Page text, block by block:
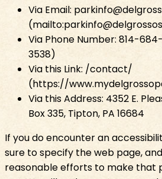
Via Email:
(mailto:parkinfo@delgrossos.com)​​​​‌
Via Phone Number: 814-
3538)​​​​‌ ‍ ​‍​‍‌‍ ‌ ​‍‌‍‍‌‌‍‌ ‌‍‍‌‌‍ ‍​‍​‍​ ‍‍​‍​‍‌ ​ ‌‍​‌‌‍ ‍‌‍‍‌‌ ‌​‌ ‍‌​‍ ‍‌‍‍‌‌‍ ​‍​‍​‍ ​​‍​‍‌‍‍​‌ ​‍‌‍‌‌‌‍‌‍​‍​‍​ ‍‍​‍​‍‌‍‍​‌ ‌​‌ ‌​‌ ​​​ ‍‍​‍ ​‍ ‌‍ ​‌‍​‌​‍ ‌‌‍‌‍‌‍​‌‌‍ ‌‌‍‍‌‌‍‌ ‌‍ ​‌‍‍‌‌‍​‌​‍ ‌‌‍‌​‌‍‌‌‌‍ ​‌‍‌ ‌ ​‍‌‍ ‌ ​ ‌ ​ ‌‍ ​‍ ‍‌ ​ ‌‍​‌‌‍ ‍‌‍‍‌‌ ‌​‌ ‍‌​‍ ‍‌ ​ ‌ ‌​‌ ‌‌‌‍‌​‌‍‍‌‌‍ ​‍ ‌‍‍‌‌‍ ‍‌ ‌​‌‍‌‌‌‍ ‍‌ ‌​​‍ ‌‍‌‌‌‍‌​‌‍‍‌‌ ‌​​‍ ‌‍ ‌‌‍ ‌‍‌​‌‍‌‌​ ‌‌ ​​‌ ​‍‌‍‌‌‌ ​ ‌‍‌‌‌‍ ‍‌ ‌​‌‍​‌‌ ‌​‌‍‍‌‌‍ ‌‍ ‍​ ‍ ‌‍‍‌‌‍‌​​ ‌​ ‌‌​ ​​​ ‌​‌‍‌​‌‍​‍‌‍​‍​ ‌ ‌‍‌‌​‍ ‌​ ​ ‌‍‌​‌‍​ ​ ‌​​‍ ‌​ ‌​​ ‌‌​ ​‌​ ‍‌​‍ ‌‌‍​‍‌‍‌‍​ ‌ ​ ​​​‍ ‌​ ​ ​ ‌‌‌‍‌‍​ ‌‍‌‍​‌​ ​‌‌‍​‌​ ​​​ ​‌‌‍‌‍‌‍​‍‌‍‌‌​ ‍ ‌ ‌​‌ ‍‌‌ ​​‌‍‌‌​ ‌‌ ​​‌‍​‌‌‍‌ ‌‍‌‌​ ‍ ‌ ​​‌‍​‌‌ ‌​‌‍‍​​ ‌‌ ​​‌‍​‌‌‍‌ ‌‍‌‌‌​​‍‌ ‌‌‌‍‍‌‌‍ ​‌‍‌​‌‍‌‌‌ ​‍​‍‌‌​ ‌‌‌​​‍‌‌ ‌‍‍ ‌‍‌‌‌ ‍‌​‍‌‌​ ​ ‌​‌​​‍‌‌​ ​ ‌​‌​​‍‌‌​ ​‍​ ​‍​ ‍‌​ ‌‍​ ‌ ‌‍​‌​ ‌ ​ ​‌​ ​‌‌‍​‌‌‍​‌​ ‍‌​ ​‌​ ​​​‍‌‌​ ​‍​ ​‍​‍‌‌​ ‌‌‌​‌​​‍ ‍‌‍‍‌‌‍ ‍‌ ‌​‌ ​‍‌‍ ​‍‌‌​ ‌‌‌​​‍‌‌ ‌‍‍ ‌‍‌‌‌ ‍‌​‍‌‌​ ​ ‌​‌​​‍‌‌​ ​ ‌​‌​​‍‌‌​ ​‍​ ​‍‌‍‌​​ ​‍​ ‌ ​ ‌​‌‍​‌‌‍‌​​ ​​‌‍‌‌‌‍‌​​ ​‍​ ‍​​ ‍​​‍‌‌​ ​‍​ ​‍​‍‌‌​ ‌‌‌​‌​​‍ ‍‌‍​ ‌‍‍​‌‍‍‌‌‍ ​‌‍‌​‌ ​‍‌‍‌‌‌‍ ‍​‍‌‌​ ‌‌‌​​‍‌‌ ‌‍‍ ‌‍‌‌‌ ‍‌​‍‌‌​ ​ ‌​‌​​‍‌‌​ ​ ‌​‌​​‍‌‌​ ​‍​ ​‍‌‍‌‍​ ‌ ‌‍​‌‌‍‌‍​ ‌ ‌‍​ ​ ​‌‌‍‌​‌‍​‌‌‍​ ‌‍‌‌​ ‌‌​‍‌‌​ ​‍​ ​‍​‍‌‌​ ‌‌‌​‌​​‍ ‍‌ ‌​‌‍‌‌‌ ‍​‌ ‌​​ ‌‍​‍‌‍​‌‌ ​ ‌‍‌‌‌‌‌‌‌ ​‍‌‍ ​​ ‌‌‍‍​‌ ‌​‌ ‌​‌ ​​​‍‌‌​ ​ ‌​​‌​‍‌‌​ ​‍‌​‌‍​‍‌‌​ ​‍‌​‌‍‌‍ ​‌‍​‌​‍ ‌‌‍‌‍‌‍​‌‌‍ ‌‌‍‍‌‌‍‌ ‌‍ ​‌‍‍‌‌‍​‌​‍ ‌‌‍‌​‌‍‌‌‌‍ ​‌‍‌ ‌ ​‍‌‍ ‌ ​ ‌ ​ ‌‍ ​‍ ‍‌ ​ ‌‍​‌‌‍ ‍‌‍‍‌‌ ‌​‌ ‍‌​‍ ‍‌ ​ ‌ ‌​‌ ‌‌‌‍‌​‌‍‍‌‌‍ ​‍‌‍‌‍‍‌‌‍‌​​ ‌​ ‌‌​ ​​​ ‌​‌‍‌​‌‍​‍‌‍​‍​ ‌ ‌‍‌‌​‍ ‌​ ​ ‌‍‌​‌‍​ ​ ‌​​‍ ‌​ ‌​​ ‌‌​ ​‌​ ‍‌​‍ ‌‌‍​‍‌‍‌‍​ ‌ ​ ​​​‍ ‌​ ​ ​ ‌‌‌‍‌‍​ ‌‍‌‍​‌​ ​‌‌‍​‌​ ​​​ ​‌‌‍‌‍‌‍​‍‌‍‌‌​‍‌‍‌ ‌​‌ ‍‌‌ ​​‌‍‌‌​ ‌‌ ​​‌‍​‌‌‍‌ ‌‍‌‌​‍‌‍‌ ​​‌‍​‌‌ ‌​‌‍‍​​ ‌‌ ​​‌‍​‌‌‍‌ ‌‍‌‌‌​​‍‌ ‌‌‌‍‍‌‌‍ ​‌‍‌​‌‍‌‌‌ ​‍​‍‌‌​ ‌‌‌​​‍‌‌ ‌‍‍ ‌‍‌‌‌ ‍‌​‍‌‌​ ​ ‌​‌​​‍‌‌​ ​ ‌​‌​​‍‌‌​ ​‍​ ​‍​ ‍‌​ ‌‍​ ‌ ‌‍​‌​ ‌ ​ ​‌​ ​‌‌‍​‌‌‍​‌​ ‍‌​ ​‌​ ​​​‍‌‌​ ​‍​ ​‍​‍‌‌​ ‌‌‌​‌​​‍ ‍‌‍‍‌‌‍ ‍‌ ‌​‌ ​‍‌‍ ​‍‌‌​ ‌‌‌​​‍‌‌ ‌‍‍ ‌‍‌‌‌ ‍‌​‍‌‌​ ​ ‌​‌​​‍‌‌​ ​ ‌​‌​​‍‌‌​ ​‍​ ​‍‌‍‌​​ ​‍​ ‌ ​ ‌​‌‍​‌‌‍‌​​ ​​‌‍‌‌‌‍‌​​ ​‍​ ‍​​ ‍​​‍‌‌​ ​‍​ ​‍​‍‌‌​ ‌‌‌​‌​​‍ ‍‌‍​ ‌‍‍​‌‍‍‌‌‍ ​‌‍‌​‌ ​‍‌‍‌‌‌‍ ‍​‍‌‌​ ‌‌‌​​‍‌‌ ‌‍‍ ‌‍‌‌‌ ‍‌​‍‌‌​ ​ ‌​‌​​‍‌‌​ ​ ‌​‌​​‍‌‌​ ​‍​ ​‍‌‍‌‍​ ‌ ‌‍​‌‌‍‌‍​ ‌ ‌‍​ ​ ​‌‌‍‌​‌‍​‌‌‍​ ‌‍‌‌​ ‌‌​‍‌‌​ ​‍​ ​‍​‍‌‌​ ‌‌‌​‌​​‍ ‍‌ ‌​‌‍‌‌‌ ‍​‌ ‌​​‍‌‍‌ ​​‌‍‌‌‌ ​‍‌ ​ ‌ ​​‌‍‌‌‌‍​ ‌ ‌​‌‍‍‌‌ ‌‍‌‍‌‌​ ‌‌ ​​‌ ‌‌‌‍​‍‌‍ ​‌‍‍‌‌ ​ ‌‍‍​‌‍‌‌‌‍‌​​‍​‍‌ ‌
Via this Link: /contact/
(https://www.mydelgrossopark.com/contact/)​​​​‌
Via this Address: 4352 E.
Box 335, Tipton, PA 16684​​​​‌ ‍ ​‍​‍‌‍ ‌ ​‍‌‍‍‌‌‍‌ ‌‍‍‌‌‍ ‍​‍​‍​ ‍‍​‍​‍‌ ​ ‌‍​‌‌‍ ‍‌‍‍‌‌ ‌​‌ ‍‌​‍ ‍‌‍‍‌‌‍ ​‍​‍​‍ ​​‍​‍‌‍‍​‌ ​‍‌‍‌‌‌‍‌‍​‍​‍​ ‍‍​‍​‍‌‍‍​‌ ‌​‌ ‌​‌ ​​​ ‍‍​‍ ​‍ ‌‍ ​‌‍​‌​‍ ‌‌‍‌‍‌‍​‌‌‍ ‌‌‍‍‌‌‍‌ ‌‍ ​‌‍‍‌‌‍​‌​‍ ‌‌‍‌​‌‍‌‌‌‍ ​‌‍‌ ‌ ​‍‌‍ ‌ ​ ‌ ​ ‌‍ ​‍ ‍‌ ​ ‌‍​‌‌‍ ‍‌‍‍‌‌ ‌​‌ ‍‌​‍ ‍‌ ​ ‌ ‌​‌ ‌‌‌‍‌​‌‍‍‌‌‍ ​‍ ‌‍‍‌‌‍ ‍‌ ‌​‌‍‌‌‌‍ ‍‌ ‌​​‍ ‌‍‌‌‌‍‌​‌‍‍‌‌ ‌​​‍ ‌‍ ‌‌‍ ‌‍‌​‌‍‌‌​ ‌‌ ​​‌ ​‍‌‍‌‌‌ ​ ‌‍‌‌‌‍ ‍‌ ‌​‌‍​‌‌ ‌​‌‍‍‌‌‍ ‌‍ ‍​ ‍ ‌‍‍‌‌‍‌​​ ‌​ ‌‌​ ​​​ ‌​‌‍‌​‌‍​‍‌‍​‍​ ‌ ‌‍‌‌​‍ ‌​ ​ ‌‍‌​‌‍​ ​ ‌​​‍ ‌​ ‌​​ ‌‌​ ​‌​ ‍‌​‍ ‌‌‍​‍‌‍‌‍​ ‌ ​ ​​​‍ ‌​ ​ ​ ‌‌‌‍‌‍​ ‌‍‌‍​‌​ ​‌‌‍​‌​ ​​​ ​‌‌‍‌‍‌‍​‍‌‍‌‌​ ‍ ‌ ‌​‌ ‍‌‌ ​​‌‍‌‌​ ‌‌ ​​‌‍​‌‌‍‌ ‌‍‌‌​ ‍ ‌ ​​‌‍​‌‌ ‌​‌‍‍​​ ‌‌ ​​‌‍​‌‌‍‌ ‌‍‌‌‌​​‍‌ ‌‌‌‍‍‌‌‍ ​‌‍‌​‌‍‌‌‌ ​‍​‍‌‌​ ‌‌‌​​‍‌‌ ‌‍‍ ‌‍‌‌‌ ‍‌​‍‌‌​ ​ ‌​‌​​‍‌‌​ ​ ‌​‌​​‍‌‌​ ​‍​ ​‍​ ‍‌​ ‌‍​ ‌ ‌‍​‌​ ‌ ​ ​‌​ ​‌‌‍​‌‌‍​‌​ ‍‌​ ​‌​ ​​​‍‌‌​ ​‍​ ​‍​‍‌‌​ ‌‌‌​‌​​‍ ‍‌‍‍‌‌‍ ‍‌ ‌​‌ ​‍‌‍ ​‍‌‌​ ‌‌‌​​‍‌‌ ‌‍‍ ‌‍‌‌‌ ‍‌​‍‌‌​ ​ ‌​‌​​‍‌‌​ ​ ‌​‌​​‍‌‌​ ​‍​ ​‍‌‍​ ​ ​‌​ ‌‌‌‍‌​​ ‌ ‌‍​‍​ ‌‌‌‍‌​‌‍​‍‌‍​ ​ ‌ ​ ‌‍​‍‌‌​ ​‍​ ​‍​‍‌‌​ ‌‌‌​‌​​‍ ‍‌‍​ ‌‍‍​‌‍‍‌‌‍ ​‌‍‌​‌ ​‍‌‍‌‌‌‍ ‍​‍‌‌​ ‌‌‌​​‍‌‌ ‌‍‍ ‌‍‌‌‌ ‍‌​‍‌‌​ ​ ‌​‌​​‍‌‌​ ​ ‌​‌​​‍‌‌​ ​‍​ ​‍​ ​ ‌‍‌​​ ​​‌‍‌​‌‍‌‍‌‍​‌​ ‍‌​ ​​‌‍‌​​ ‍‌‌‍‌‌​ ​​​‍‌‌​ ​‍​ ​‍​‍‌‌​ ‌‌‌​‌​​‍ ‍‌ ‌​‌‍‌‌‌ ‍​‌ ‌​​ ‌‍​‍‌‍​‌‌ ​ ‌‍‌‌‌‌‌‌‌ ​‍‌‍ ​​ ‌‌‍‍​‌ ‌​‌ ‌​‌ ​​​‍‌‌​ ​ ‌​​‌​‍‌‌​ ​‍‌​‌‍​‍‌‌​ ​‍‌​‌‍‌‍ ​‌‍​‌​‍ ‌‌‍‌‍‌‍​‌‌‍ ‌‌‍‍‌‌‍‌ ‌‍ ​‌‍‍‌‌‍​‌​‍ ‌‌‍‌​‌‍‌‌‌‍ ​‌‍‌ ‌ ​‍‌‍ ‌ ​ ‌ ​ ‌‍ ​‍ ‍‌ ​ ‌‍​‌‌‍ ‍‌‍‍‌‌ ‌​‌ ‍‌​‍ ‍‌ ​ ‌ ‌​‌ ‌‌‌‍‌​‌‍‍‌‌‍ ​‍‌‍‌‍‍‌‌‍‌​​ ‌​ ‌‌​ ​​​ ‌​‌‍‌​‌‍​‍‌‍​‍​ ‌ ‌‍‌‌​‍ ‌​ ​ ‌‍‌​‌‍​ ​ ‌​​‍ ‌​ ‌​​ ‌‌​ ​‌​ ‍‌​‍ ‌‌‍​‍‌‍‌‍​ ‌ ​ ​​​‍ ‌​ ​ ​ ‌‌‌‍‌‍​ ‌‍‌‍​‌​ ​‌‌‍​‌​ ​​​ ​‌‌‍‌‍‌‍​‍‌‍‌‌​‍‌‍‌ ‌​‌ ‍‌‌ ​​‌‍‌‌​ ‌‌ ​​‌‍​‌‌‍‌ ‌‍‌‌​‍‌‍‌ ​​‌‍​‌‌ ‌​‌‍‍​​ ‌‌ ​​‌‍​‌‌‍‌ ‌‍‌‌‌​​‍‌ ‌‌‌‍‍‌‌‍ ​‌‍‌​‌‍‌‌‌ ​‍​‍‌‌​ ‌‌‌​​‍‌‌ ‌‍‍ ‌‍‌‌‌ ‍‌​‍‌‌​ ​ ‌​‌​​‍‌‌​ ​ ‌​‌​​‍‌‌​ ​‍​ ​‍​ ‍‌​ ‌‍​ ‌ ‌‍​‌​ ‌ ​ ​‌​ ​‌‌‍​‌‌‍​‌​ ‍‌​ ​‌​ ​​​‍‌‌​ ​‍​ ​‍​‍‌‌​ ‌‌‌​‌​​‍ ‍‌‍‍‌‌‍ ‍‌ ‌​‌ ​‍‌‍ ​‍‌‌​ ‌‌‌​​‍‌‌ ‌‍‍ ‌‍‌‌‌ ‍‌​‍‌‌​ ​ ‌​‌​​‍‌‌​ ​ ‌​‌​​‍‌‌​ ​‍​ ​‍‌‍​ ​ ​‌​ ‌‌‌‍‌​​ ‌ ‌‍​‍​ ‌‌‌‍‌​‌‍​‍‌‍​ ​ ‌ ​ ‌‍​‍‌‌​ ​‍​ ​‍​‍‌‌​ ‌‌‌​‌​​‍ ‍‌‍​ ‌‍‍​‌‍‍‌‌‍ ​‌‍‌​‌ ​‍‌‍‌‌‌‍ ‍​‍‌‌​ ‌‌‌​​‍‌‌ ‌‍‍ ‌‍‌‌‌ ‍‌​‍‌‌​ ​ ‌​‌​​‍‌‌​ ​ ‌​‌​​‍‌‌​ ​‍​ ​‍​ ​ ‌‍‌​​ ​​‌‍‌​‌‍‌‍‌‍​‌​ ‍‌​ ​​‌‍‌​​ ‍‌‌‍‌‌​ ​​​‍‌‌​ ​‍​ ​‍​‍‌‌​ ‌‌‌​‌​​‍ ‍‌ ‌​‌‍‌‌‌ ‍​‌ ‌​​‍‌‍‌ ​​‌‍‌‌‌ ​‍‌ ​ ‌ ​​‌‍‌‌‌‍​ ‌ ‌​‌‍‍‌‌ ‌‍‌‍‌‌​ ‌‌ ​​‌ ‌‌‌‍​‍‌‍ ​‌‍‍‌‌ ​ ‌‍‍​‌‍‌‌‌‍‌​​‍​‍‌ ‌
If you do encounter an
sure to specify the web page,
reasonable efforts to make that